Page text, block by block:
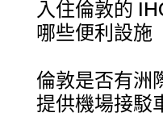
入住倫敦的
哪些便利設施
倫敦是否有洲
提供機場接駁